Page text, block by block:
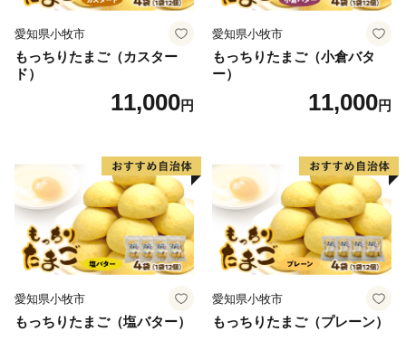
愛知県小牧市
もっちりたまご（カスター
ド）
11,000円
愛知県小牧市
もっちりたまご（小倉バタ
ー）
11,000円
愛知県小牧市
もっちりたまご（塩バター）
愛知県小牧市
もっちりたまご（プレーン）